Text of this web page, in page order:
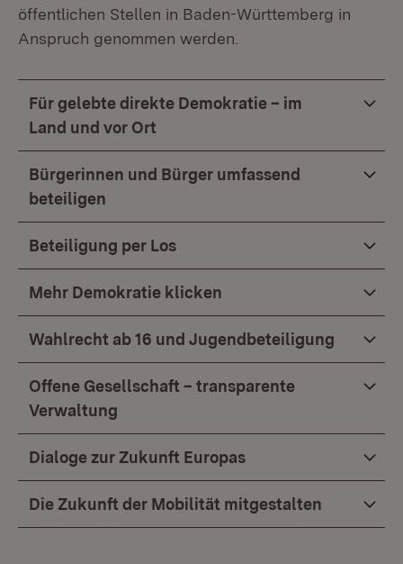
öffentlichen Stellen in Baden-Württemberg in
Anspruch genommen werden.
Für gelebte direkte Demokratie – im
Land und vor Ort
Bürgerinnen und Bürger umfassend
beteiligen
Beteiligung per Los
Mehr Demokratie klicken
Wahlrecht ab 16 und Jugendbeteiligung
Offene Gesellschaft – transparente
Verwaltung
Dialoge zur Zukunft Europas
Die Zukunft der Mobilität mitgestalten